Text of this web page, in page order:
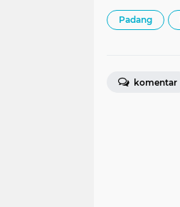
Padang
komentar